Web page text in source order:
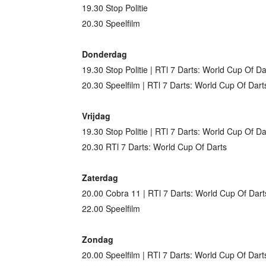
19.30 Stop Politie
20.30 Speelfilm
Donderdag
19.30 Stop Politie | RTl 7 Darts: World Cup Of
20.30 Speelfilm | RTl 7 Darts: World Cup Of
Vrijdag
19.30 Stop Politie | RTl 7 Darts: World Cup Of
20.30 RTl 7 Darts: World Cup Of Darts
Zaterdag
20.00 Cobra 11 | RTl 7 Darts: World Cup Of
22.00 Speelfilm
Zondag
20.00 Speelfilm | RTl 7 Darts: World Cup Of